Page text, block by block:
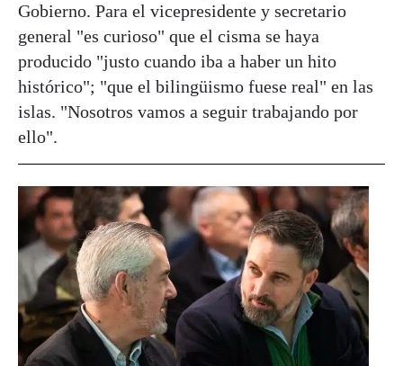
Gobierno. Para el vicepresidente y secretario
general "es curioso" que el cisma se haya
producido "justo cuando iba a haber un hito
histórico"; "que el bilingüismo fuese real" en las
islas. "Nosotros vamos a seguir trabajando por
ello".